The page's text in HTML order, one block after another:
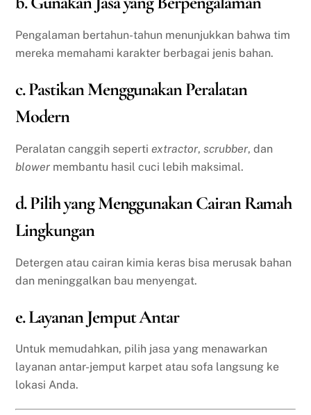
Pengalaman bertahun-tahun menunjukkan bahwa tim
mereka memahami karakter berbagai jenis bahan.
c. Pastikan Menggunakan Peralatan
Modern
Peralatan canggih sepertiextractor,scrubber, dan
blower membantu hasil cuci lebih maksimal.
d. Pilih yang Menggunakan Cairan Ramah
Lingkungan
Detergen atau cairan kimia keras bisa merusak bahan
dan meninggalkan bau menyengat.
e. Layanan Jemput Antar
Untuk memudahkan, pilih jasa yang menawarkan
layanan antar-jemput karpet atau sofa langsung ke
lokasi Anda.